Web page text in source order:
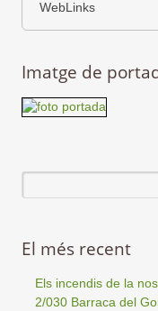
WebLinks
Imatge de
El més recent
Els incendis de la
2/030 Barraca del